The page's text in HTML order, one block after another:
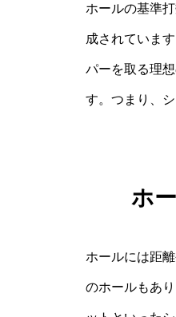
ホールの基準
成されていま
パーを取る理
す。つまり、
ホ
ホールには距
のホールもあ